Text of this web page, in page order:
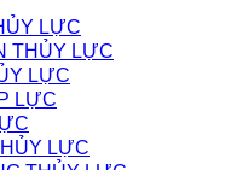
LỰC
THỦY LỰC
LỰC
LỰC
LỰC